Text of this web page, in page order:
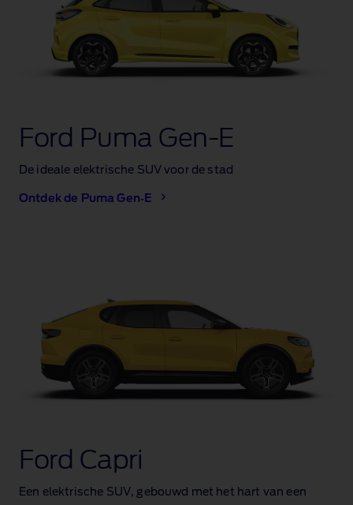
Ford Puma Gen‑E
De ideale elektrische SUV voor de stad
Ontdek de Puma Gen‑E
Ford Capri
Een elektrische SUV, gebouwd met het hart van een